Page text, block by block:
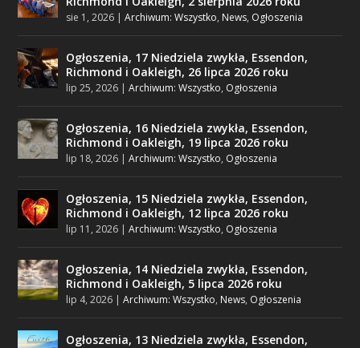
sie 1, 2026 |Archiwum: Wszystko, News, Ogłoszenia
Ogłoszenia, 17 Niedziela zwykła, Essendon,
Richmond i Oakleigh, 26 lipca 2026 roku
lip 25, 2026 |Archiwum: Wszystko, Ogłoszenia
Ogłoszenia, 16 Niedziela zwykła, Essendon,
Richmond i Oakleigh, 19 lipca 2026 roku
lip 18, 2026 |Archiwum: Wszystko, Ogłoszenia
Ogłoszenia, 15 Niedziela zwykła, Essendon,
Richmond i Oakleigh, 12 lipca 2026 roku
lip 11, 2026 |Archiwum: Wszystko, Ogłoszenia
Ogłoszenia, 14 Niedziela zwykła, Essendon,
Richmond i Oakleigh, 5 lipca 2026 roku
lip 4, 2026 |Archiwum: Wszystko, News, Ogłoszenia
Ogłoszenia, 13 Niedziela zwykła, Essendon,